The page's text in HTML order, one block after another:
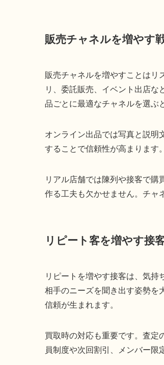
販売チャネルを増やす
販売チャネルを増やすことはリ
リ、委託販売、イベント出店
品ごとに最適なチャネルを選ぶ
オンライン出品では写真と説明
することで信頼性が高まります
リアル店舗では陳列や接客で
作る工夫も欠かせません。チャ
リピート客を増やす接
リピートを増やす接客は、気持
相手のニーズを聞き出す姿勢を
信頼が生まれます。
買取時の対応も重要です。査定
員制度や次回割引、メンバー限